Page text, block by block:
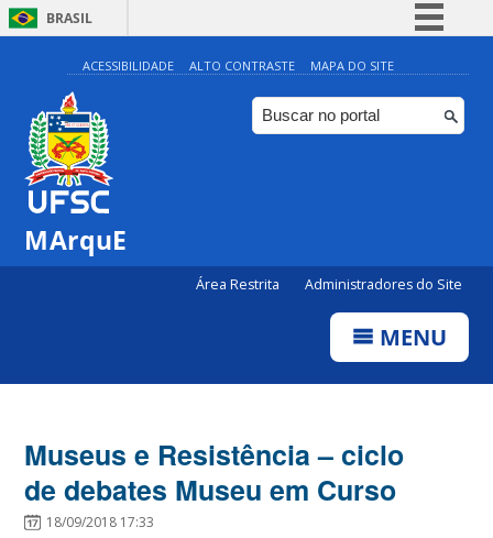
BRASIL
Simplifique!
Comunica BR
Participe
ACESSIBILIDADE ALTO CONTRASTE MAPA DO SITE
MArquE
Área Restrita Administradores do Site
MENU
Museus e Resistência – ciclo
de debates Museu em Curso
18/09/2018 17:33